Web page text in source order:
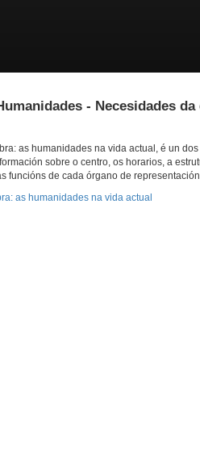
- Necesidades
as humanidades na vida actual, é un
sobre o centro, os horarios, a
funcións de cada órgano de
as humanidades na vida actual